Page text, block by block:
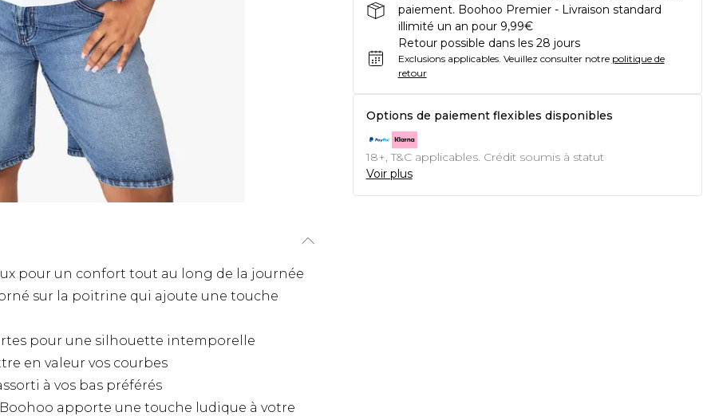
pour un confort tout au long de la journée
sur la poitrine qui ajoute une touche
pour une silhouette intemporelle
en valeur vos courbes
à vos bas préférés
apporte une touche ludique à votre
paiement. Boohoo Premier - Livraison standard
illimité un an pour 9,99€
Retour possible dans les 28 jours
Exclusions applicables. Veuillez consulter notre politique de
retour
Options de paiement flexibles disponibles
18+, T&C applicables. Crédit soumis à statut
Voir plus